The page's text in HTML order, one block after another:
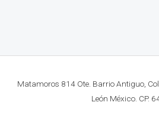
Matamoros 814 Ote. Barrio Antiguo,
León México. CP.